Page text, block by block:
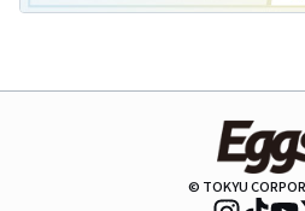
© TOKYU